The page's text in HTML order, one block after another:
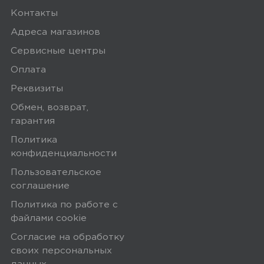
Контакты
Адреса магазинов
Сервисные центры
Оплата
Реквизиты
Обмен, возврат,
гарантия
Политика
конфиденциальности
Пользовательское
соглашение
Политика по работе с
файлами сookie
Согласие на обработку
своих персональных